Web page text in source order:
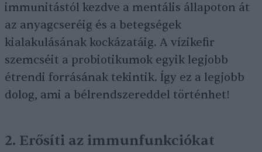
immunitástól kezdve a mentális állapoton át
az anyagcseréig és a betegségek
kialakulásának kockázatáig. A vízikefir
szemcséit a probiotikumok egyik legjobb
étrendi forrásának tekintik. Így ez a legjobb
dolog, ami a bélrendszereddel történhet!
2. Erősíti az immunfunkciókat